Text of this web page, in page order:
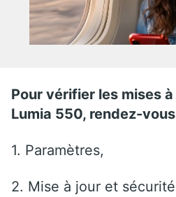
Pour vérifier les mises
Lumia 550, rendez-
1. Paramètres,
2. Mise à jour et